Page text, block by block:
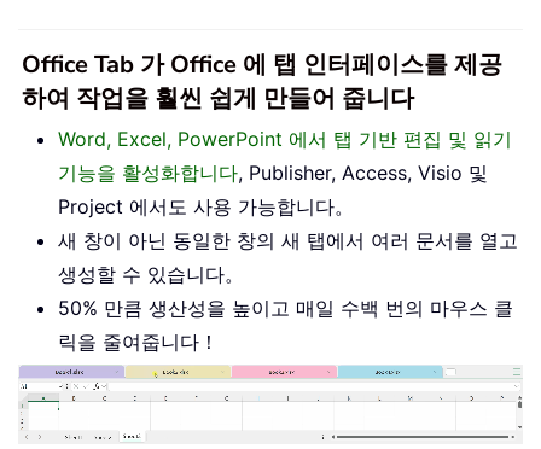
Office Tab 가 Office 에 탭 인터페이스를 제공
하여 작업을 훨씬 쉽게 만들어 줍니다
Word, Excel, PowerPoint 에서 탭 기반 편집 및 읽기
기능을 활성화합니다, Publisher, Access, Visio 및
Project 에서도 사용 가능합니다。
새 창이 아닌 동일한 창의 새 탭에서 여러 문서를 열고
생성할 수 있습니다。
50% 만큼 생산성을 높이고 매일 수백 번의 마우스 클
릭을 줄여줍니다！